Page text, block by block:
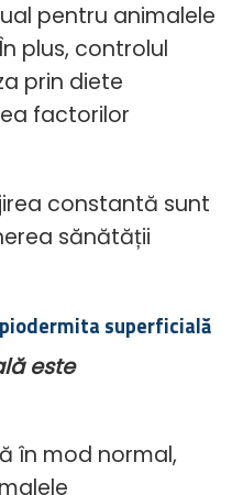
pentru animalele
plus, controlul
prin diete
factorilor
constantă sunt
sănătății
superficială
este
în mod normal,